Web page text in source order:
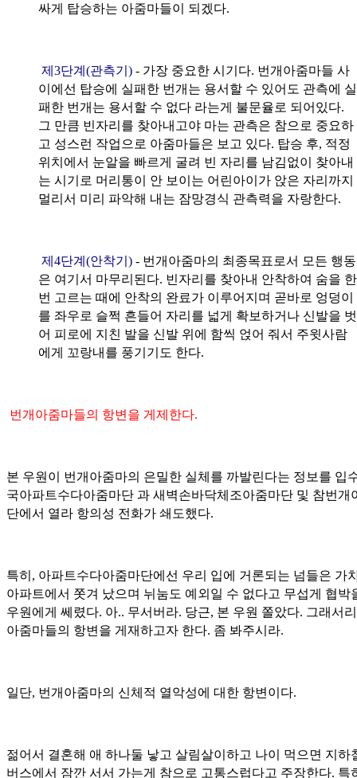
싸게 탑승하는 아줌마들이 되겠다.
제3단계(관측기) - 가장 중요한 시기다. 번개아줌마들 사
이에선 탑승에 실패한 번개는 용서할 수 있어도 관측에 실
패한 번개는 용서할 수 없다 라는게 불문율로 되어있다.
그 만큼 빈자리를 찾아내고야 마는 관측은 참으로 중요하
고 성스런 작업으로 아줌마들은 보고 있다. 탑승 후, 적정
위치에서 눈알을 빠르게 굴려 빈 자리를 남김없이 찾아내
는 시기로 머리통이 안 보이는 어린아이가 앉은 자리까지
멀리서 미리 파악해 내는 잠망경식 관측력을 자랑한다.
제4단계(안착기) - 번개아줌마의 최종목표로서 모든 행동
은 여기서 마무리된다. 빈자리를 찾아내 안착하여 숨을 한
번 고르는 때에 안착의 완료가 이루어지며 곧바로 엉덩이
를 좌우로 슬쩍 흔들어 자리를 넓게 확보하거나 신발을 벗
어 피로에 지친 발을 신발 위에 함씩 얹어 줘서 주윗사람
에게 꼬랑내를 풍기기도 한다.
번개아줌마들의 항변을 게제한다.
본 우원이 번개아줌마의 은밀한 실체를 까발린다는 정보를 입
국아파트수다아줌마단 과 새벽손바닥체조아줌마단 및 참번개
단에서 열라 항의성 전화가 쇄도했다.
특히, 아파트수다아줌마단에선 우리 입에 거론되는 넘들은 가
아파트에서 쫏겨 났으며 뉘눔도 예외일 수 없다고 무섭게 협박
우원에게 쎄렸다. 아.. 무서버라. 당근, 본 우원 쫄았다. 그래서
아줌마들의 항변을 게재하고자 한다. 좀 봐주시라.
일단, 번개아줌마의 신체적 열악성에 대한 항변이다.
젊어서 결혼해 애 하나둘 낳고 살림살이하고 나이 먹으면 지하
버스에서 잠깐 서서 가는게 참으로 고통스럽다고 주장한다. 특